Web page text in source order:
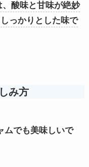
酸味と甘味が絶妙
っかりとした味で
み方
ムでも美味しいで